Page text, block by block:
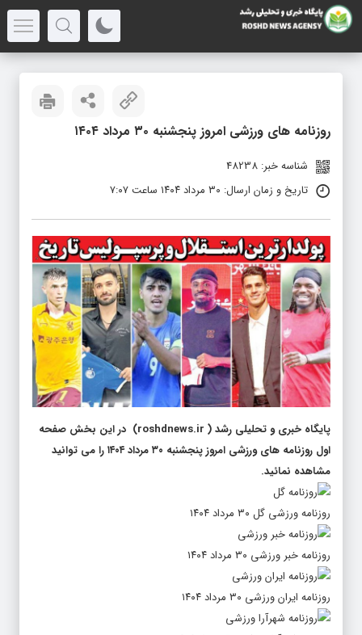
روزنامه های ورزشی امروز پنجشنبه ۳۰ مرداد ۱۴۰۴
شناسه خبر: 48238
تاریخ و زمان ارسال: ۳۰ مرداد ۱۴۰۴ ساعت ۷:۰۷
پایگاه خبری و تحلیلی رشد(
roshdnews.ir) در این بخش صفحه
اول روزنامه های ورزشی امروز پنجشنبه ۳۰ مرداد ۱۴۰۴ را می توانید
مشاهده نمائید.
روزنامه ورزشی گل ۳۰ مرداد ۱۴۰۴
روزنامه خبر ورزشی ۳۰ مرداد ۱۴۰۴
روزنامه ایران ورزشی ۳۰ مرداد ۱۴۰۴